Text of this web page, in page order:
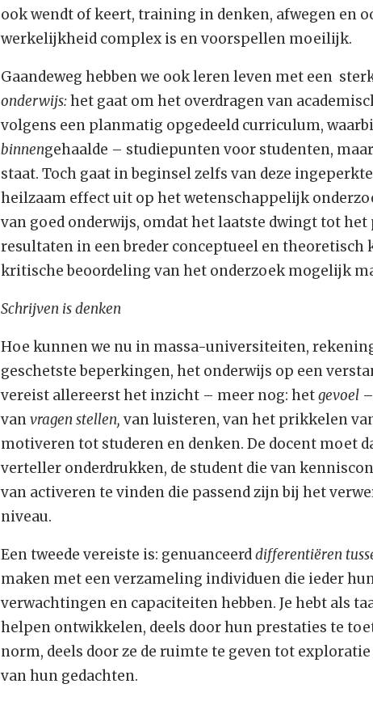
ook wendt of keert, training in denken, afwegen en
werkelijkheid complex is en voorspellen moeilijk.
Gaandeweg hebben we ook leren leven met een
onderwijs:het gaat om het overdragen van
volgens een planmatig opgedeeld curriculum,
binnengehaalde – studiepunten voor studenten,
staat. Toch gaat in beginsel zelfs van deze
heilzaam effect uit op het wetenschappelijk
van goed onderwijs, omdat het laatste dwingt tot
resultaten in een breder conceptueel en theoretisch
kritische beoordeling van het onderzoek mogelijk
Schrijven is denken
Hoe kunnen we nu in massa-universiteiten,
geschetste beperkingen, het onderwijs op een
vereist allereerst het inzicht – meer nog: hetgevoel
vanvragen stellen, van luisteren, van het prikkelen
motiveren tot studeren en denken. De docent moet
verteller onderdrukken, de student die van
van activeren te vinden die passend zijn bij het
niveau.
Een tweede vereiste is: genuanceerddifferentiëren
maken met een verzameling individuen die ieder
verwachtingen en capaciteiten hebben. Je hebt als
helpen ontwikkelen, deels door hun prestaties te
norm, deels door ze de ruimte te geven tot
van hun gedachten.